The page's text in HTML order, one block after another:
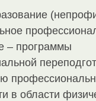
– программы
в области